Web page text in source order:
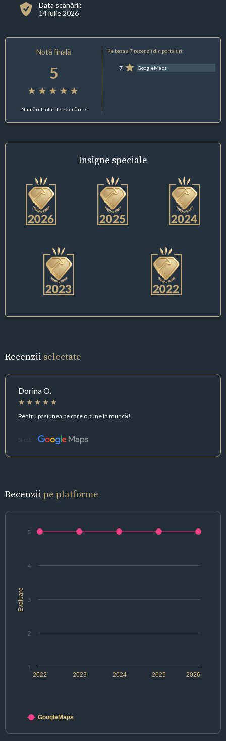
Data scanării:
14 iulie 2026
Notă finală
5
Numărul total de evaluări: 7
Pe baza a 7 recenzii din portaluri:
7 GoogleMaps
Insigne speciale
Recenzii selectate
Dorina O.
Pentru pasiunea pe care o pune în muncă!
Sursă:
Recenzii pe platforme
Evaluare
2022 2024 2026
2023 2025
1
2
3
4
5
GoogleMaps